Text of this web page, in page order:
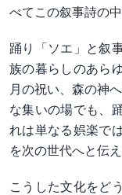
べてこの叙事詩の
踊り「ソエ」と叙
族の暮らしのあら
月の祝い、森の神
な集いの場でも、
れは単なる娯楽で
を次の世代へと伝
こうした文化をど